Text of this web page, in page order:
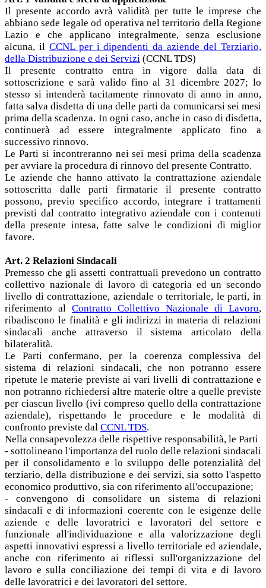
Il presente accordo avrà validità per tutte le imprese che
abbiano sede legale od operativa nel territorio della Regione
Lazio e che applicano integralmente, senza esclusione
alcuna, il CCNL per i dipendenti da aziende del Terziario,
della Distribuzione e dei Servizi (CCNL TDS)
Il presente contratto entra in vigore dalla data di
sottoscrizione e sarà valido fino al 31 dicembre 2027; lo
stesso si intenderà tacitamente rinnovato di anno in anno,
fatta salva disdetta di una delle parti da comunicarsi sei mesi
prima della scadenza. In ogni caso, anche in caso di disdetta,
continuerà ad essere integralmente applicato fino a
successivo rinnovo.
Le Parti si incontreranno nei sei mesi prima della scadenza
per avviare la procedura di rinnovo del presente Contratto.
Le aziende che hanno attivato la contrattazione aziendale
sottoscritta dalle parti firmatarie il presente contratto
possono, previo specifico accordo, integrare i trattamenti
previsti dal contratto integrativo aziendale con i contenuti
della presente intesa, fatte salve le condizioni di miglior
favore.
Art. 2 Relazioni Sindacali
Premesso che gli assetti contrattuali prevedono un contratto
collettivo nazionale di lavoro di categoria ed un secondo
livello di contrattazione, aziendale o territoriale, le parti, in
riferimento al Contratto Collettivo Nazionale di Lavoro,
ribadiscono le finalità e gli indirizzi in materia di relazioni
sindacali anche attraverso il sistema articolato della
bilateralità.
Le Parti confermano, per la coerenza complessiva del
sistema di relazioni sindacali, che non potranno essere
ripetute le materie previste ai vari livelli di contrattazione e
non potranno richiedersi altre materie oltre a quelle previste
per ciascun livello (ivi compreso quello della contrattazione
aziendale), rispettando le procedure e le modalità di
confronto previste dal CCNL TDS.
Nella consapevolezza delle rispettive responsabilità, le Parti
- sottolineano l'importanza del ruolo delle relazioni sindacali
per il consolidamento e lo sviluppo delle potenzialità del
terziario, della distribuzione e dei servizi, sia sotto l'aspetto
economico produttivo, sia con riferimento all'occupazione;
- convengono di consolidare un sistema di relazioni
sindacali e di informazioni coerente con le esigenze delle
aziende e delle lavoratrici e lavoratori del settore e
funzionale all'individuazione e alla valorizzazione degli
aspetti innovativi espressi a livello territoriale ed aziendale,
anche con riferimento ai riflessi sull'organizzazione del
lavoro e sulla conciliazione dei tempi di vita e di lavoro
delle lavoratrici e dei lavoratori del settore.